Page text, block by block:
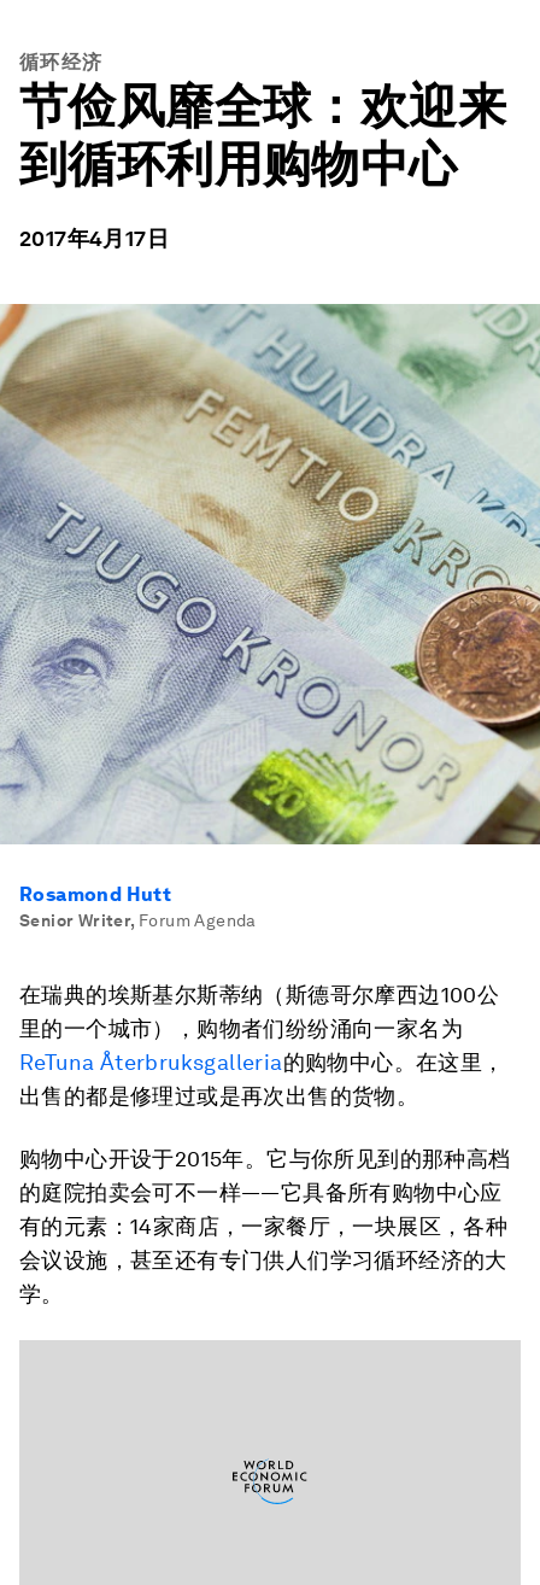
循环经济
节俭风靡全球：欢迎来
到循环利用购物中心
2017年4月17日
Rosamond Hutt
Senior Writer, Forum Agenda
在瑞典的埃斯基尔斯蒂纳（斯德哥尔摩西边100公
里的一个城市），购物者们纷纷涌向一家名为
ReTuna Återbruksgalleria的购物中心。在这里，
出售的都是修理过或是再次出售的货物。
购物中心开设于2015年。它与你所见到的那种高档
的庭院拍卖会可不一样——它具备所有购物中心应
有的元素：14家商店，一家餐厅，一块展区，各种
会议设施，甚至还有专门供人们学习循环经济的大
学。